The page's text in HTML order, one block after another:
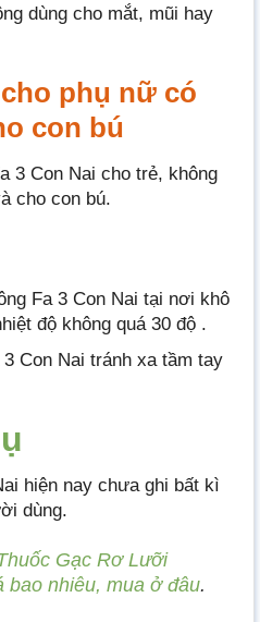
dùng cho mắt, mũi hay
phụ nữ có
con bú
3 Con Nai cho trẻ, không
cho con bú.
Fa 3 Con Nai tại nơi khô
độ không quá 30 độ .
Con Nai tránh xa tầm tay
hiện nay chưa ghi bất kì
dùng.
Gạc Rơ Lưỡi
bao nhiêu, mua ở đâu.